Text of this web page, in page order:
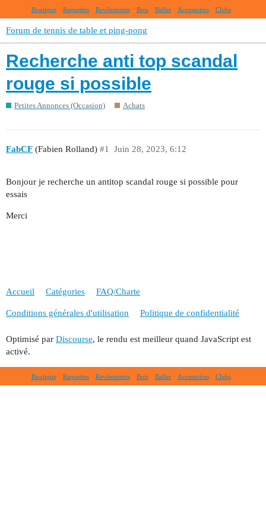
Boutique Raquettes Revêtements Bois Balles Accessoires Clubs
Forum de tennis de table et ping-pong
Recherche anti top scandal
rouge si possible
Petites Annonces (Occasion) Achats
FabCF (Fabien Rolland) Juin 28, 2023, 6:12
#1
Bonjour je recherche un antitop scandal rouge si possible pour
essais
Merci
Accueil Catégories FAQ/Charte
Conditions générales d'utilisation Politique de confidentialité
Optimisé par Discourse, le rendu est meilleur quand JavaScript est
activé.
Boutique Raquettes Revêtements Bois Balles Accessoires Clubs